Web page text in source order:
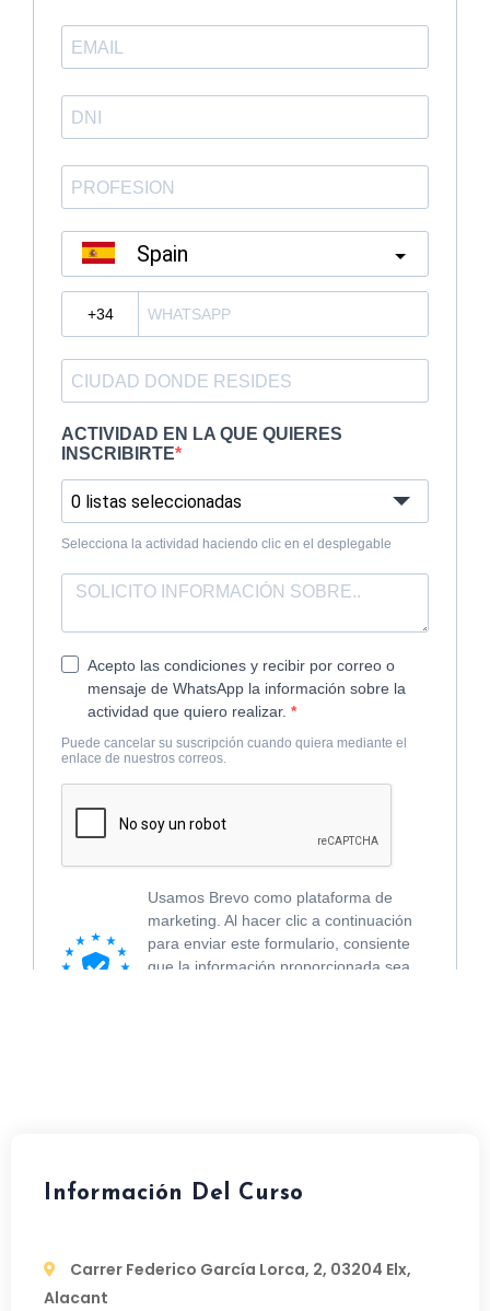
Información Del Curso
Carrer Federico García Lorca, 2, 03204 Elx,
Alacant